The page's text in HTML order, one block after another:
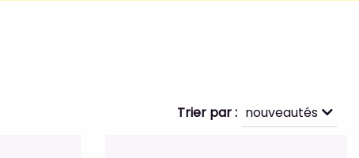
Trier par nouveautés